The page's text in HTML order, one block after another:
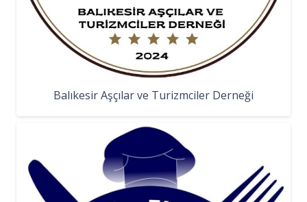
Balıkesir Aşçılar ve Turizmciler Derneği